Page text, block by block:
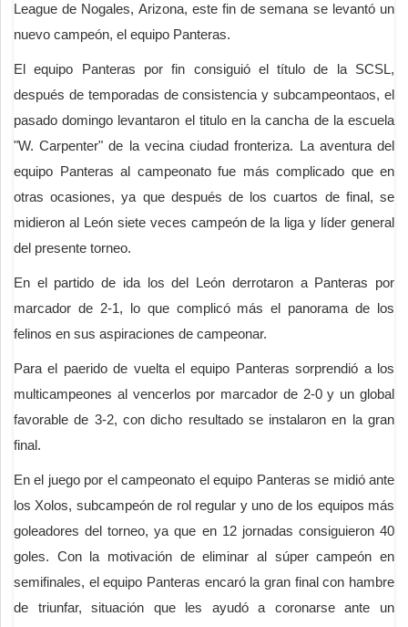
League de Nogales, Arizona, este fin de semana se levantó un
nuevo campeón, el equipo Panteras.
El equipo Panteras por fin consiguió el título de la SCSL,
después de temporadas de consistencia y subcampeontaos, el
pasado domingo levantaron el titulo en la cancha de la escuela
"W. Carpenter" de la vecina ciudad fronteriza. La aventura del
equipo Panteras al campeonato fue más complicado que en
otras ocasiones, ya que después de los cuartos de final, se
midieron al León siete veces campeón de la liga y líder general
del presente torneo.
En el partido de ida los del León derrotaron a Panteras por
marcador de 2-1, lo que complicó más el panorama de los
felinos en sus aspiraciones de campeonar.
Para el paerido de vuelta el equipo Panteras sorprendió a los
multicampeones al vencerlos por marcador de 2-0 y un global
favorable de 3-2, con dicho resultado se instalaron en la gran
final.
En el juego por el campeonato el equipo Panteras se midió ante
los Xolos, subcampeón de rol regular y uno de los equipos más
goleadores del torneo, ya que en 12 jornadas consiguieron 40
goles. Con la motivación de eliminar al súper campeón en
semifinales, el equipo Panteras encaró la gran final con hambre
de triunfar, situación que les ayudó a coronarse ante un